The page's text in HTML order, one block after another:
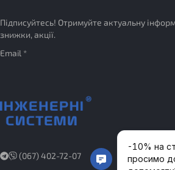
Підписуйтесь! Отримуйте актуальну
знижки, акції.
Email *
(067) 402-72-07